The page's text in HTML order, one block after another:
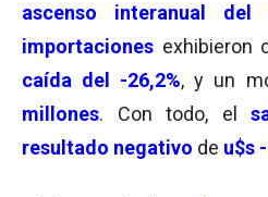
ascenso interanual del
importaciones exhibieron
caída del -26,2%, y un
millones. Con todo, el
resultado negativo de u$s